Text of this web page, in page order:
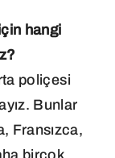
hangi
poliçesi
Bunlar
Fransızca,
birçok